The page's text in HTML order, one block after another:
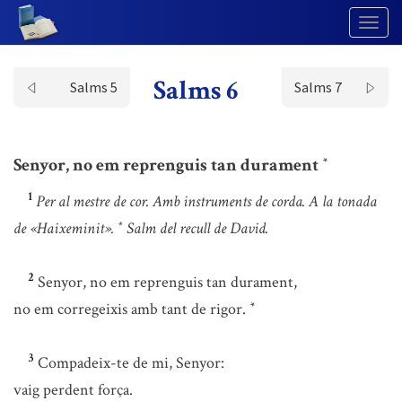
Salms 5 Salms 6 Salms 7
Senyor, no em reprenguis tan durament *
1 Per al mestre de cor. Amb instruments de corda. A la tonada
de «Haixeminit». * Salm del recull de David.
2 Senyor, no em reprenguis tan durament,
no em corregeixis amb tant de rigor. *
3 Compadeix-te de mi, Senyor:
vaig perdent força.